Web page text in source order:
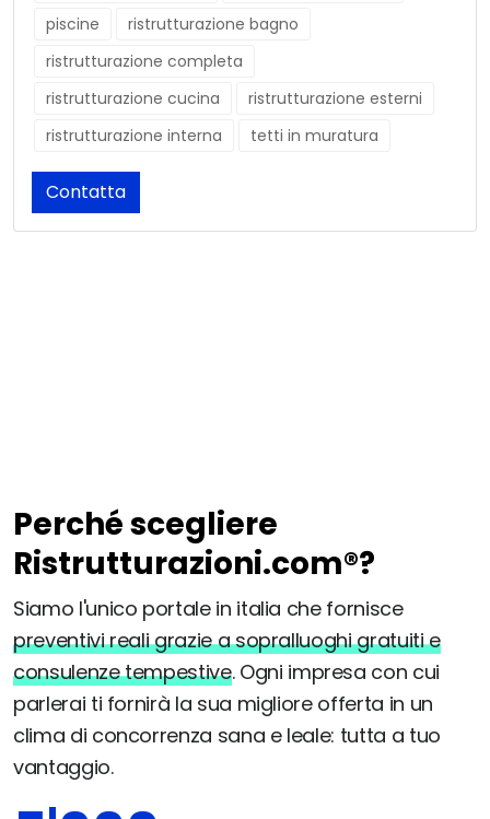
piscine
ristrutturazione bagno
ristrutturazione completa
ristrutturazione cucina
ristrutturazione esterni
ristrutturazione interna
tetti in muratura
Contatta
Perché scegliere
Ristrutturazioni.com®?
Siamo l'unico portale in italia che fornisce
preventivi reali grazie a sopralluoghi gratuiti e
consulenze tempestive. Ogni impresa con cui
parlerai ti fornirà la sua migliore offerta in un
clima di concorrenza sana e leale: tutta a tuo
vantaggio.